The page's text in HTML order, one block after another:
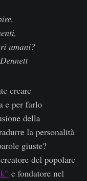
umani?
creare
e per farlo
della
la personalità
giuste?
del popolare
e fondatore nel